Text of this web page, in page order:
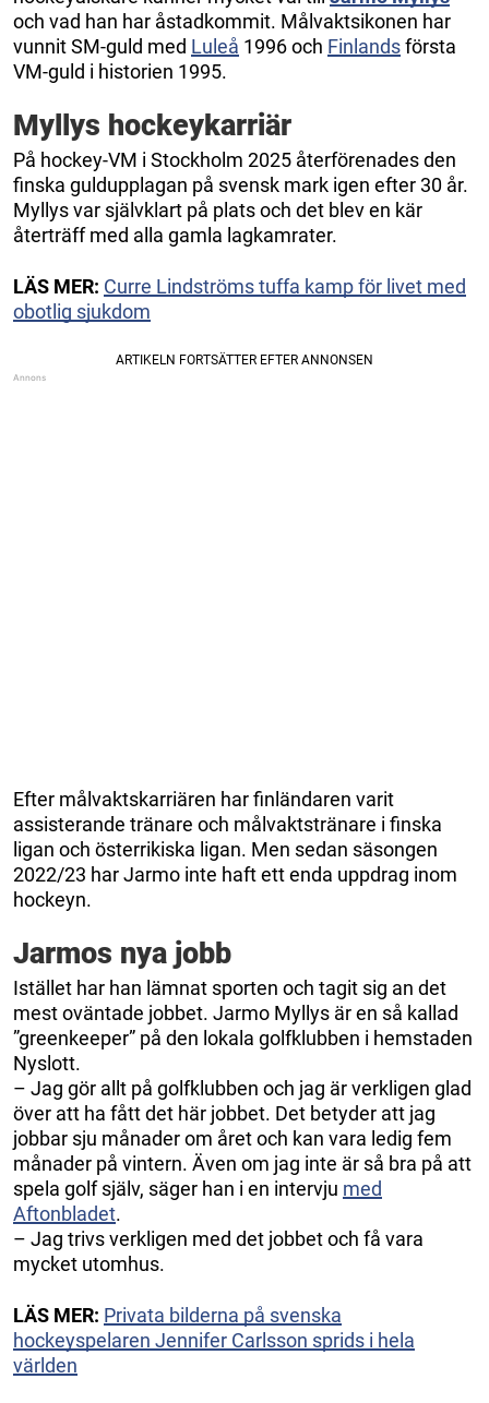
och vad han har åstadkommit. Målvaktsikonen har
vunnit SM-guld med Luleå 1996 och Finlandsförsta
VM-guld i historien 1995.
Myllys hockeykarriär
På hockey-VM i Stockholm 2025 återförenades den
finska guldupplagan på svensk mark igen efter 30 år.
Myllys var självklart på plats och det blev en kär
återträff med alla gamla lagkamrater.
LÄS MER: Curre Lindströms tuffa kamp för livet med
obotlig sjukdom
Efter målvaktskarriären har finländaren varit
assisterande tränare och målvaktstränare i finska
ligan och österrikiska ligan. Men sedan säsongen
2022/23 har Jarmo inte haft ett enda uppdrag inom
hockeyn.
Jarmos nya jobb
Istället har han lämnat sporten och tagit sig an det
mest oväntade jobbet. Jarmo Myllys är en så kallad
”greenkeeper” på den lokala golfklubben i hemstaden
Nyslott.
– Jag gör allt på golfklubben och jag är verkligen glad
över att ha fått det här jobbet. Det betyder att jag
jobbar sju månader om året och kan vara ledig fem
månader på vintern. Även om jag inte är så bra på att
spela golf själv, säger han i en intervju med
Aftonbladet.
– Jag trivs verkligen med det jobbet och få vara
mycket utomhus.
LÄS MER: Privata bilderna på svenska
hockeyspelaren Jennifer Carlsson sprids i hela
världen